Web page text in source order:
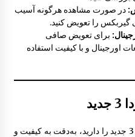
در صورت مشاهده هرگونه آسیب
را تعویض کنید.
برای تعویض صافی
اورجینال و با کیفیت استفاده
اگر قصد خرید صافی گیربکس مزدا 3 جدید را دارید، به‌دقت به کیفیت و